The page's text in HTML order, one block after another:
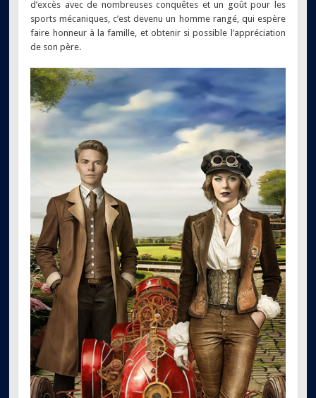
d’excès avec de nombreuses conquêtes et un goût pour les
sports mécaniques, c’est devenu un homme rangé, qui espère
faire honneur à la famille, et obtenir si possible l’appréciation
de son père.